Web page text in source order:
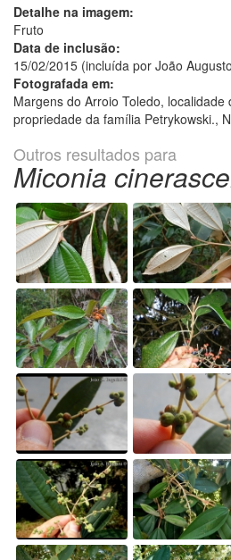
Detalhe na imagem:
Fruto
Data de inclusão:
15/02/2015 (incluída por João
Fotografada em:
Margens do Arroio Toledo, localidade
propriedade da família Petrykowski.,
Outros resultados para
Miconia